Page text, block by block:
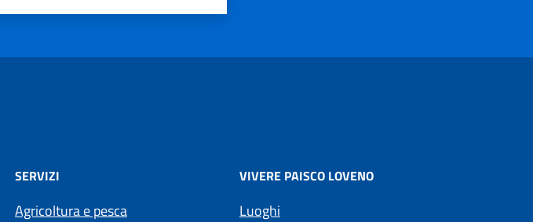
SERVIZI
Agricoltura e pesca
VIVERE PAISCO LOVENO
Luoghi